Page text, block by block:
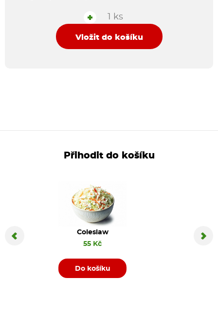
+ 1 ks
Vložit do košíku
Přihodit do košíku
Coleslaw
55 Kč
Do košíku
Coca